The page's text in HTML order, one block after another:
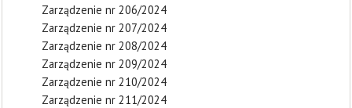
Zarządzenie nr 206/2024
Zarządzenie nr 207/2024
Zarządzenie nr 208/2024
Zarządzenie nr 209/2024
Zarządzenie nr 210/2024
Zarządzenie nr 211/2024